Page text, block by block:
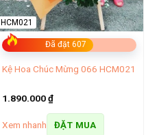
Đã đặt 607
HCM021
Kệ Hoa Chúc Mừng 066 HCM021
1.890.000₫
Xem nhanh ĐẶT MUA